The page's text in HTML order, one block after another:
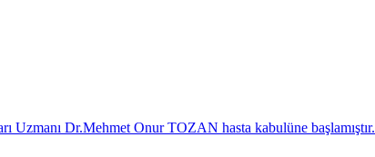
Uzmanı Dr.Mehmet Onur TOZAN hasta kabulüne başlamıştır.